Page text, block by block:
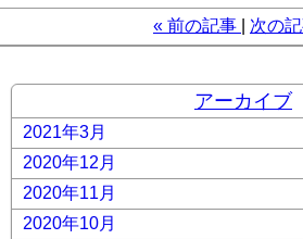
« 前の記事 次の
アーカイブ
2021年3月
2020年12月
2020年11月
2020年10月